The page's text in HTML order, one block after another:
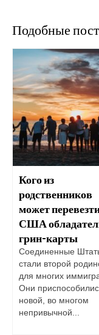
Подобные
Кого из
родственников
может
США
грин-карты
Соединенные
стали второй
для многих
Они
новой, во многом
непривычной...